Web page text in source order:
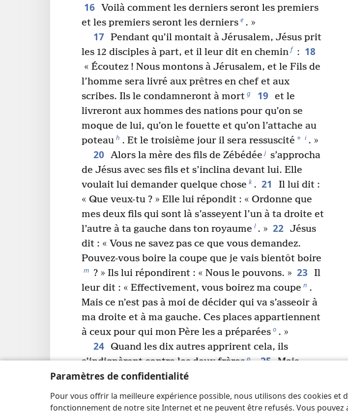
Paramètres de confidentialité
Pour vous offrir la meilleure expérience possible, nous utilisons des cookies et
fonctionnement de notre site Internet et ne peuvent être refusés. Vous
16 Voilà comment les derniers seront les premiers
et les premiers seront les derniers e . »
17 Pendant qu’il montait à Jérusalem, Jésus prit
les 12 disciples à part, et il leur dit en chemin f : 18
« Écoutez ! Nous montons à Jérusalem, et le Fils de
l’homme sera livré aux prêtres en chef et aux
scribes. Ils le condamneront à mort g 19 et le
livreront aux hommes des nations pour qu’on se
moque de lui, qu’on le fouette et qu’on l’attache au
poteau h . Et le troisième jour il sera ressuscité * i . »
20 Alors la mère des fils de Zébédée j s’approcha
de Jésus avec ses fils et s’inclina devant lui. Elle
voulait lui demander quelque chose k . 21
Il lui dit :
« Que veux-tu ? » Elle lui répondit : « Ordonne que
mes deux fils qui sont là s’asseyent l’un à ta droite et
l’autre à ta gauche dans ton royaume l . » 22 Jésus
dit : « Vous ne savez pas ce que vous demandez.
Pouvez-vous boire la coupe que je vais bientôt boire
m ? » Ils lui répondirent : « Nous le pouvons. » 23
Il
leur dit : « Effectivement, vous boirez ma coupe n .
Mais ce n’est pas à moi de décider qui va s’asseoir à
ma droite et à ma gauche. Ces places appartiennent
à ceux pour qui mon Père les a préparées o . »
24 Quand les dix autres apprirent cela, ils
s’indignèrent contre les deux frères p . 25 Mais
Jésus les appela et leur dit : « Vous savez que les
dirigeants dominent les nations et que les grands
exercent le pouvoir sur elles
. 26 Cela ne doit pas